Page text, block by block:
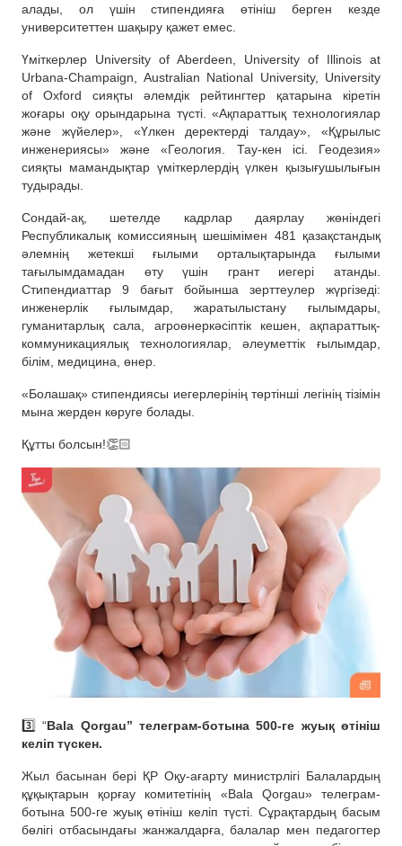
алады, ол үшін стипендияға өтініш берген кезде
университеттен шақыру қажет емес.
Үміткерлер University of Aberdeen, University of Illinois at
Urbana-Champaign, Australian National University, University
of Oxford сияқты әлемдік рейтингтер қатарына кіретін
жоғары оқу орындарына түсті. «Ақпараттық технологиялар
және жүйелер», «Үлкен деректерді талдау», «Құрылыс
инженериясы» және «Геология. Тау-кен ісі. Геодезия»
сияқты мамандықтар үміткерлердің үлкен қызығушылығын
тудырады.
Сондай-ақ, шетелде кадрлар даярлау жөніндегі
Республикалық комиссияның шешімімен 481 қазақстандық
әлемнің жетекші ғылыми орталықтарында ғылыми
тағылымдамадан өту үшін грант иегері атанды.
Стипендиаттар 9 бағыт бойынша зерттеулер жүргізеді:
инженерлік ғылымдар, жаратылыстану ғылымдары,
гуманитарлық сала, агроөнеркәсіптік кешен, ақпараттық-
коммуникациялық технологиялар, әлеуметтік ғылымдар,
білім, медицина, өнер.
«Болашақ» стипендиясы иегерлерінің төртінші легінің тізімін
мына жерден көруге болады.
Құтты болсын!👏🏻
3️⃣ “Bala Qorgau” телеграм-ботына 500-ге жуық өтініш
келіп түскен.
Жыл басынан бері ҚР Оқу-ағарту министрлігі Балалардың
құқықтарын қорғау комитетінің «Bala Qorgau» телеграм-
ботына 500-ге жуық өтініш келіп түсті. Сұрақтардың басым
бөлігі отбасындағы жанжалдарға, балалар мен педагогтер